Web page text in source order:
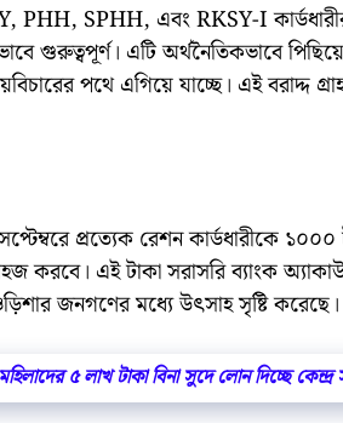
SPHH, এবং RKSY-I
গুরুত্বপূর্ণ। এটি অর্থনৈতিকভাবে
পথে এগিয়ে যাচ্ছে। এই বরাদ্দ
প্রত্যেক রেশন কার্ডধারীকে
করবে। এই টাকা সরাসরি ব্যাংক
জনগণের মধ্যে উৎসাহ সৃষ্টি
মহিলাদের ৫ লাখ টাকা বিনা সুদে লোন দিচ্ছে